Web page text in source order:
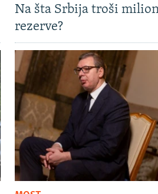
Na šta Srbija troši
rezerve?